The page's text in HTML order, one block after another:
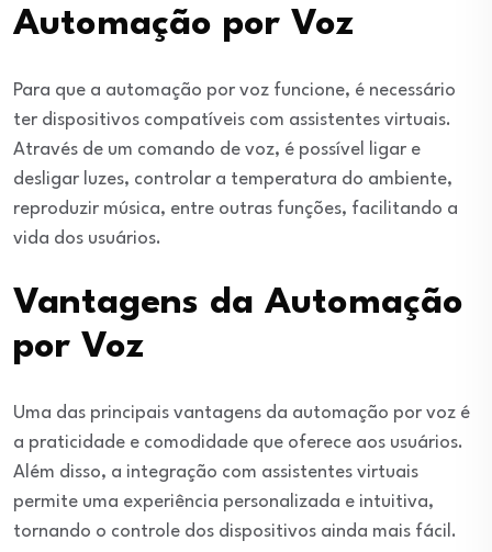
Automação por Voz
Para que a automação por voz funcione, é necessário
ter dispositivos compatíveis com assistentes virtuais.
Através de um comando de voz, é possível ligar e
desligar luzes, controlar a temperatura do ambiente,
reproduzir música, entre outras funções, facilitando a
vida dos usuários.
Vantagens da Automação
por Voz
Uma das principais vantagens da automação por voz é
a praticidade e comodidade que oferece aos usuários.
Além disso, a integração com assistentes virtuais
permite uma experiência personalizada e intuitiva,
tornando o controle dos dispositivos ainda mais fácil.